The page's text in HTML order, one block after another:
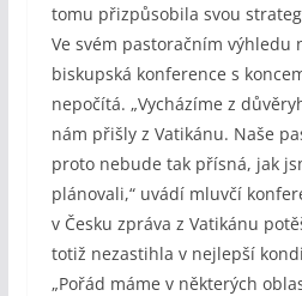
tomu přizpůsobila svou
Ve svém pastoračním výhledu
biskupská konference s
nepočítá. „Vycházíme z
nám přišly z Vatikánu. Naše
proto nebude tak přísná, jak
plánovali,“ uvádí mluvčí
v Česku zpráva z Vatikánu
totiž nezastihla v nejlepší
„Pořád máme v některých